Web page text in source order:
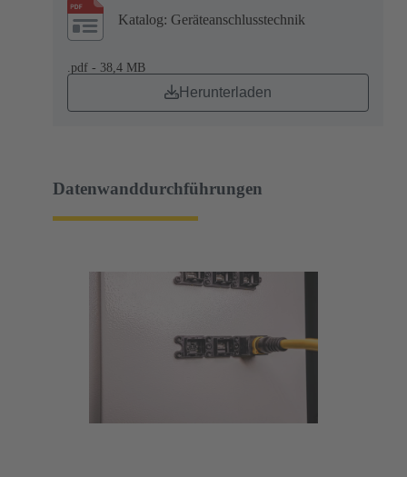
Katalog: Geräteanschlusstechnik
.pdf - 38,4 MB
Herunterladen
Datenwanddurchführungen